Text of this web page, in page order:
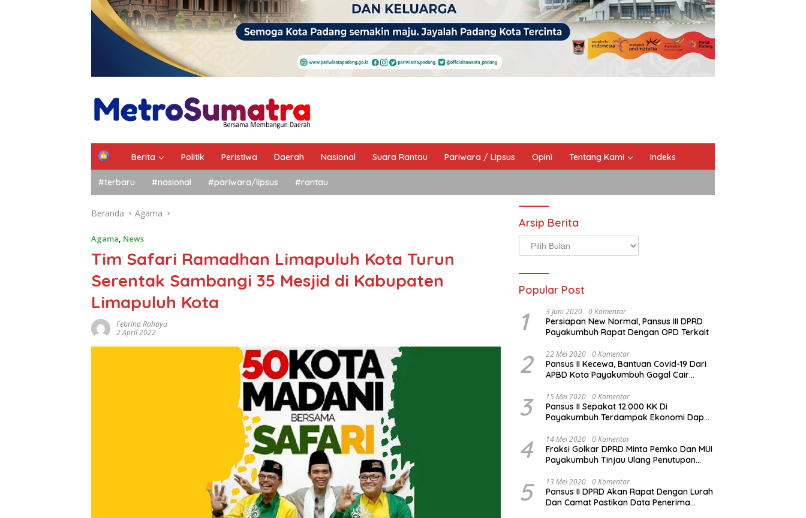
Berita Politik Peristiwa Daerah Nasional Suara Rantau Pariwara / Lipsus Opini Tentang Kami Indeks
#terbaru #nasional #pariwara/lipsus #rantau
Beranda Agama
Agama, News
Tim Safari Ramadhan Limapuluh Kota Turun
Serentak Sambangi 35 Mesjid di Kabupaten
Limapuluh Kota
Febrina Rahayu
2 April 2022
Arsip Berita
Arsip
Berita
Popular Post
1 3 Juni 2020 0 Komentar
Persiapan New Normal, Pansus III DPRD
Payakumbuh Rapat Dengan OPD Terkait
2 22 Mei 2020 0 Komentar
Pansus II Kecewa, Bantuan Covid-19 Dari
APBD Kota Payakumbuh Gagal Cair
3 15 Mei 2020 0 Komentar
Pansus II Sepakat 12.000 KK Di
Payakumbuh Terdampak Ekonomi Dapat
4 14 Mei 2020 0 Komentar
Fraksi Golkar DPRD Minta Pemko Dan MUI
Payakumbuh Tinjau Ulang Penutupan
5 13 Mei 2020 0 Komentar
Pansus II DPRD Akan Rapat Dengan Lurah
Dan Camat Pastikan Data Penerima